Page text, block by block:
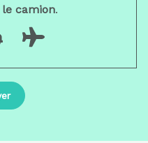
camion.